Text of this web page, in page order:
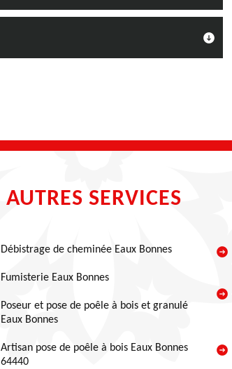
AUTRES SERVICES
Débistrage de cheminée Eaux Bonnes
Fumisterie Eaux Bonnes
Poseur et pose de poêle à bois et granulé
Eaux Bonnes
Artisan pose de poêle à bois Eaux Bonnes
64440